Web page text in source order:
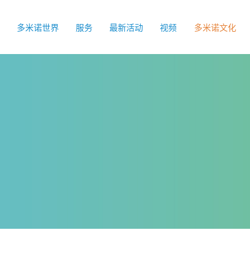
多米诺世界 服务 最新活动 视频 多米诺文化